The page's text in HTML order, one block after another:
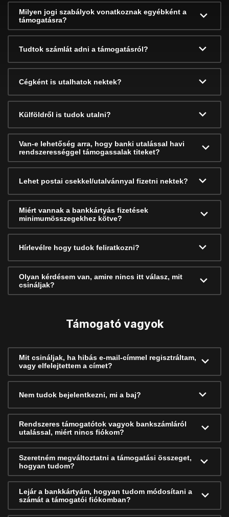
Milyen jogi szabályok vonatkoznak egyébként a
támogatásra?
Tudtok számlát adni a támogatásról?
Cégként is utalhatok nektek?
Külföldről is tudok utalni?
Van-e lehetőség arra, hogy banki utalással havi
rendszerességgel támogassalak titeket?
Lehet postai csekkel/utalvánnyal fizetni nektek?
Miért vannak a bankkártyás fizetések
minimumösszegekhez kötve?
Hírlevélre hogy tudok feliratkozni?
Olyan kérdésem van, amire nincs itt válasz, mit
csináljak?
Támogató vagyok
Mit csináljak, ha hibás e-mail-címmel regisztráltam,
vagy elfelejtettem a címet?
Nem tudok bejelentkezni, mi a baj?
Rendszeres támogatótok vagyok bankszámláról
utalással, miért nincs fiókom?
Szeretném megváltoztatni a támogatási összeget,
hogyan tudom?
Lejár a bankkártyám, hogyan tudom módosítani a
számát a támogatói fiókomban?